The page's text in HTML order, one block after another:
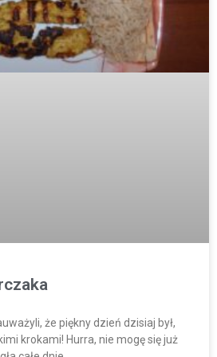
że piękny dzień dzisiaj był,
krokami! Hurra, nie mogę się już